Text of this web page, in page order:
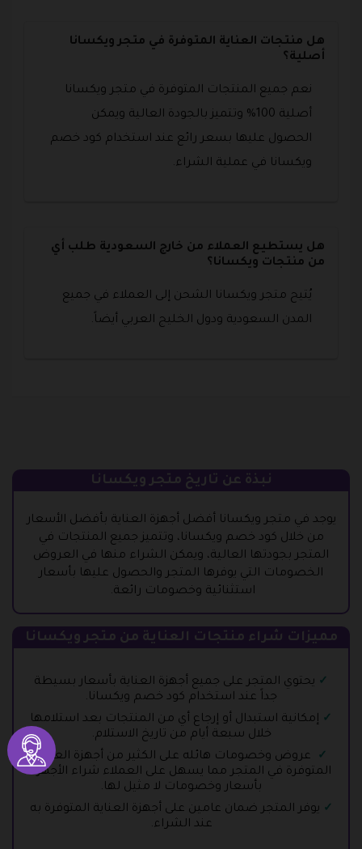
هل منتجات العناية المتوفرة في متجر ويكسانا
أصلية؟
نعم جميع المنتجات المتوفرة في متجر ويكسانا
أصلية 100% وتتميز بالجودة العالية ويمكن
الحصول عليها بسعر رائع عند استخدام كود خصم
ويكسانا في عملية الشراء.
هل يستطيع العملاء من خارج السعودية طلب أي
من منتجات ويكسانا؟
يُتيح متجر ويكسانا الشحن إلى العملاء في جميع
المدن السعودية ودول الخليج العربي أيضاً.
نبذة عن تاريخ متجر ويكسانا
يوجد في متجر ويكسانا أفضل أجهزة العناية بأفضل الأسعار
من خلال كود خصم ويكسانا، وتتميز جميع المنتجات في
المتجر بجودتها العالية، ويمكن الشراء منها في العروض
الخصومات التي يوفرها المتجر والحصول عليها بأسعار
استثنائية وخصومات رائعة.
مميزات شراء منتجات العناية من متجر ويكسانا
يحتوي المتجر على جميع أجهزة العناية بأسعار بسيطة
جداً عند استخدام كود خصم ويكسانا.
إمكانية استبدال أو إرجاع أي من المنتجات بعد استلامها
خلال سبعة أيام من تاريخ الاستلام.
عروض وخصومات هائله على الكثير من أجهزة العناية
المتوفرة في المتجر مما يسهل على العملاء شراء الأجهزة
بأسعار وخصومات لا مثيل لها.
يوفر المتجر ضمان عامين على أجهزة العناية المتوفرة به
عند الشراء.